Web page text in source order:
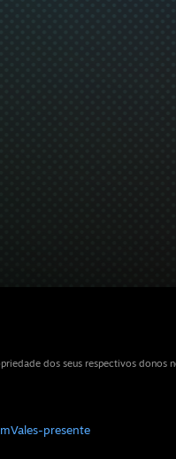
dos seus respectivos donos
Vales-presente